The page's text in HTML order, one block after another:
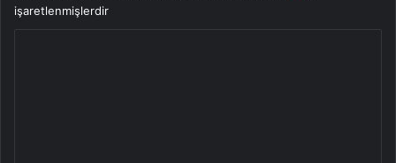
işaretlenmişlerdir